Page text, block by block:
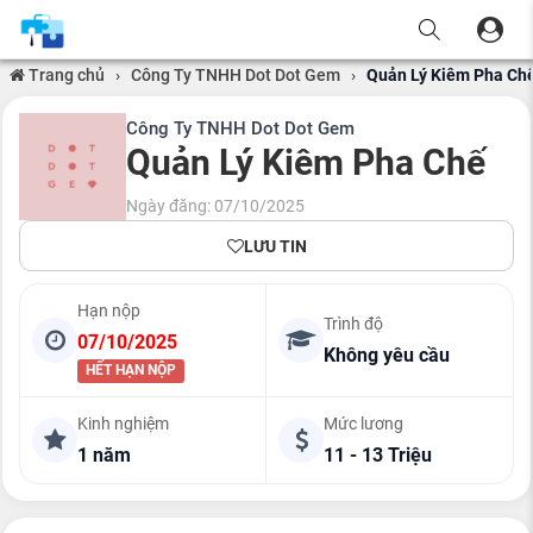
Trang chủ › Công Ty TNHH Dot Dot Gem › Quản Lý Kiêm Pha
Công Ty TNHH Dot Dot Gem
Quản Lý Kiêm Pha Chế
Ngày đăng: 07/10/2025
LƯU TIN
Hạn nộp
07/10/2025
HẾT HẠN NỘP
Trình độ
Không yêu cầu
Kinh nghiệm
1 năm
Mức lương
11 - 13 Triệu